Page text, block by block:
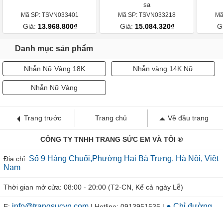
Mã SP: TSVN033401
Giá: 13.968.800₫
sa
Mã SP: TSVN033218
Giá: 15.084.320₫
Danh mục sản phẩm
Nhẫn Nữ Vàng 18K Nhẫn vàng 14K Nữ
Nhẫn Nữ Vàng
Trang trước Trang chủ Về đầu trang
CÔNG TY TNHH TRANG SỨC EM VÀ TÔI ®
Địa chỉ: Số 9 Hàng Chuối,Phường Hai Bà Trưng, Hà Nội, Việt
Nam
Thời gian mở cửa: 08:00 - 20:00 (T2-CN, Kể cả ngày Lễ)